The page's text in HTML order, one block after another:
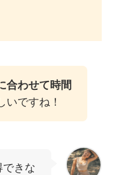
合わせて時間
いですね！
きな